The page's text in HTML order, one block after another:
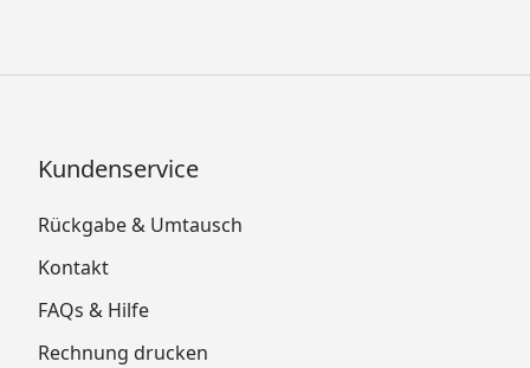
Kundenservice
Rückgabe & Umtausch
Kontakt
FAQs & Hilfe
Rechnung drucken